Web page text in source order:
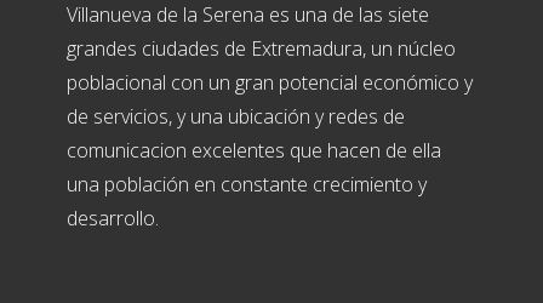
Villanueva de la Serena es una de las siete
grandes ciudades de Extremadura, un núcleo
poblacional con un gran potencial económico y
de servicios, y una ubicación y redes de
comunicacion excelentes que hacen de ella
una población en constante crecimiento y
desarrollo.